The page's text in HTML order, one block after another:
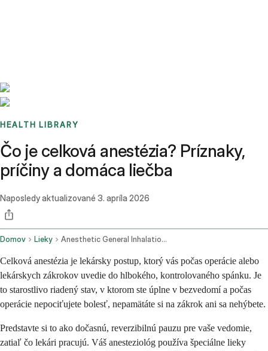
HEALTH LIBRARY
Čo je celková anestézia? Príznaky,
príčiny a domáca liečba
Naposledy aktualizované 3. apríla 2026
Domov Lieky Anesthetic General Inhalation Route Parenteral Route Rectal Route
Celková anestézia je lekársky postup, ktorý vás počas operácie alebo
lekárskych zákrokov uvedie do hlbokého, kontrolovaného spánku. Je
to starostlivo riadený stav, v ktorom ste úplne v bezvedomí a počas
operácie nepociťujete bolesť, nepamätáte si na zákrok ani sa nehýbete.
Predstavte si to ako dočasnú, reverzibilnú pauzu pre vaše vedomie,
zatiaľ čo lekári pracujú. Váš anesteziológ používa špeciálne lieky